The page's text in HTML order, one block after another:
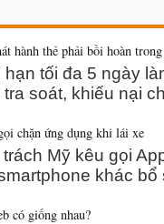
hành thẻ phải bồi hoàn
hạn tối đa 5 ngày
soát, khiếu nại
chặn ứng dụng khi lái xe
Mỹ kêu gọi
khác bổ
có giống nhau?